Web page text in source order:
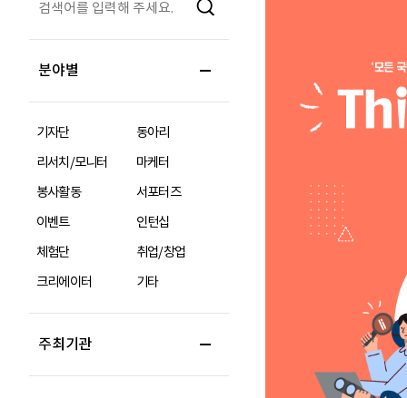
분야별
기자단
동아리
리서치/모니터
마케터
봉사활동
서포터즈
이벤트
인턴십
체험단
취업/창업
크리에이터
기타
주최기관